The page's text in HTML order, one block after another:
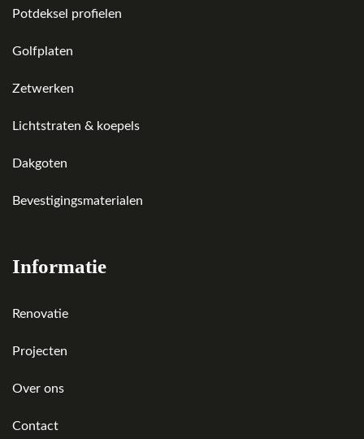
Potdeksel profielen
Golfplaten
Zetwerken
Lichtstraten & koepels
Dakgoten
Bevestigingsmaterialen
Informatie
Renovatie
Projecten
Over ons
Contact